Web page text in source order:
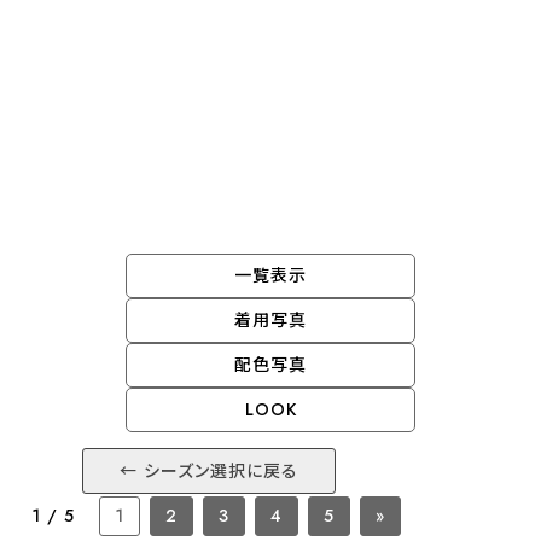
一覧表示
着用写真
配色写真
LOOK
← シーズン選択に戻る
1 / 5
1 2 3 4 5 »